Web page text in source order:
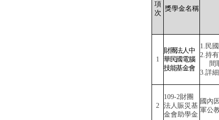
項
次
獎學金名稱
1
財團法人中
華民國電腦
技能基金會
1. 民國
2.持
間
3.詳
2
109-2財團
法人賑災基
金會助學金
國內
軍公